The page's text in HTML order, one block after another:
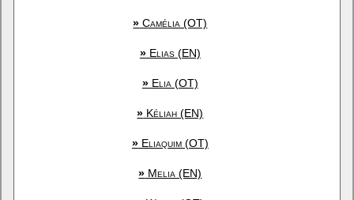
» Camélia (OT)
»Elias (EN)
»Elia (OT)
» Kéliah (EN)
»Eliaquim (OT)
» Melia (EN)